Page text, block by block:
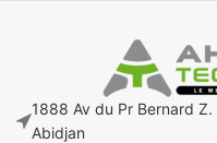
1888 Av du Pr Bernard
Abidjan